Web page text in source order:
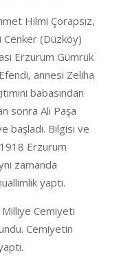
Hilmi Çorapsız,
Cenker (Düzköy)
Erzurum Gümrük
annesi Zeliha
babasından
sonra Ali Paşa
başladı. Bilgisi ve
Erzurum
zamanda
yaptı.
Cemiyeti
Cemiyetin